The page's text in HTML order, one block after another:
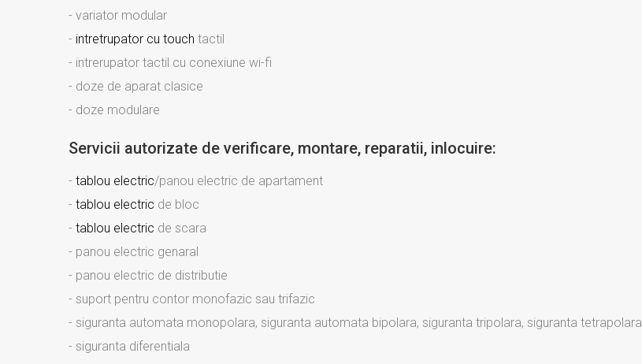
- variator modular
- intretrupator cu touch tactil
- intrerupator tactil cu conexiune wi-fi
- doze de aparat clasice
- doze modulare
Servicii autorizate de verificare, montare, reparatii, inlocuire:
- tablou electric/panou electric de apartament
- tablou electric de bloc
- tablou electric de scara
- panou electric genaral
- panou electric de distributie
- suport pentru contor monofazic sau trifazic
- siguranta automata monopolara, siguranta automata bipolara, siguranta tripolara, siguranta tetrapolara
- siguranta diferentiala